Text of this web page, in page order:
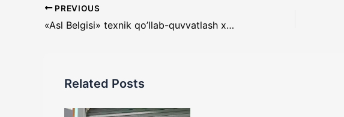
PREVIOUS
«Asl Belgisi» texnik qo’llab-quvvatlash xizmati doimo aloqada!
Related Posts